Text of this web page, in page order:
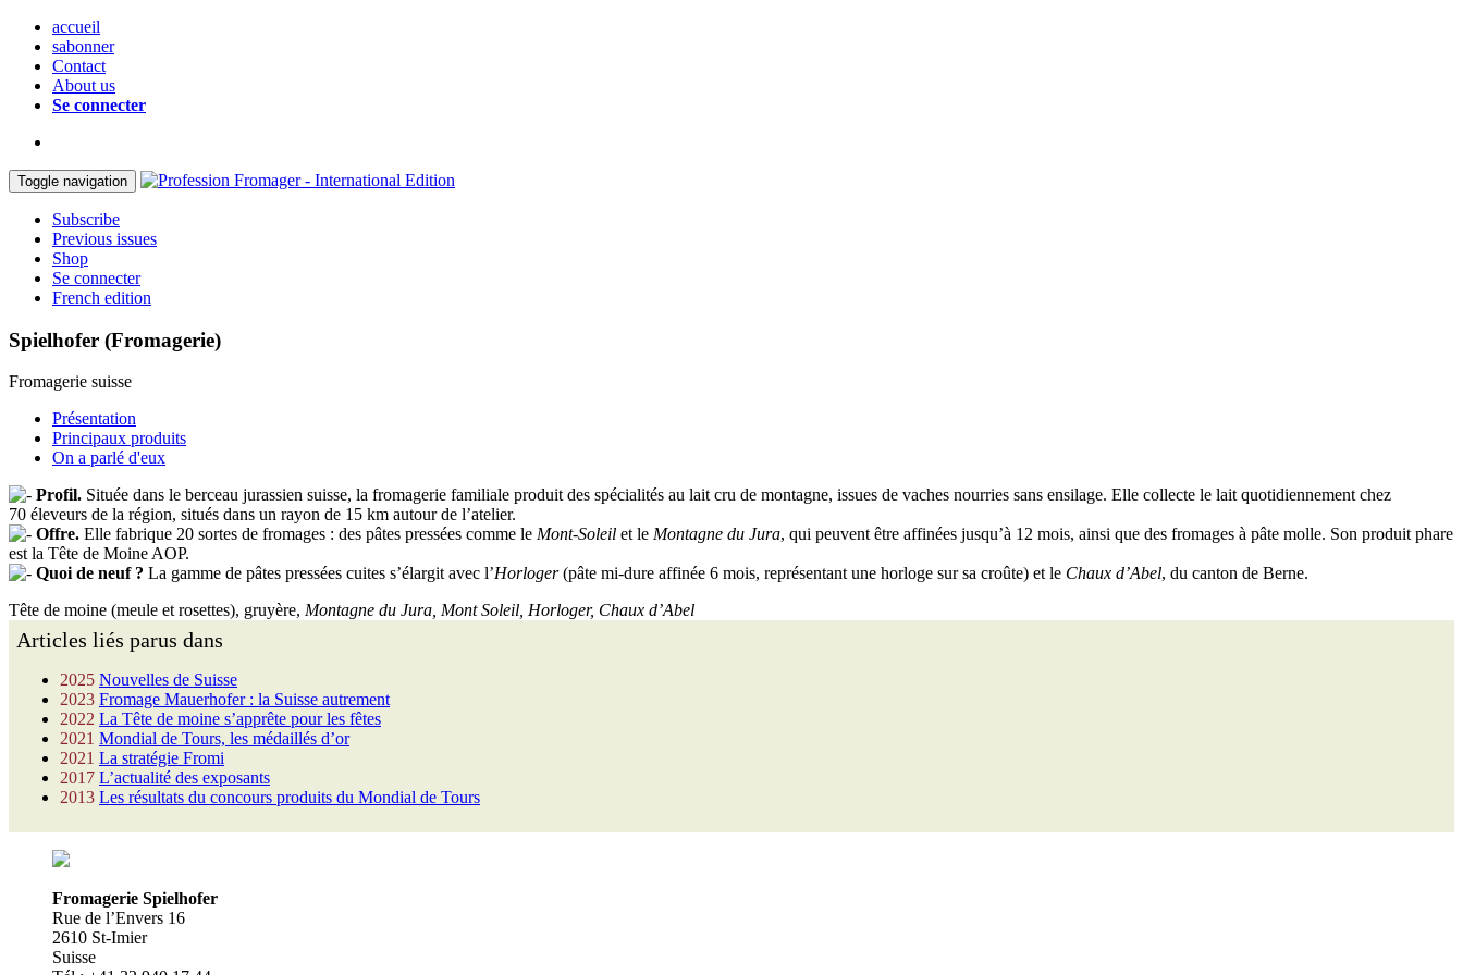
accueil
sabonner
Contact
About us
Se connecter
Toggle navigation
Subscribe
Previous issues
Shop
Se connecter
French edition
Spielhofer (Fromagerie)
Fromagerie suisse
Présentation
Principaux produits
On a parlé d'eux
Profil. Située dans le berceau jurassien suisse, la fromagerie familiale produit des spécialités au lait cru de montagne, issues de vaches nourries sans ensilage. Elle collecte le lait quotidiennement chez
70 éleveurs de la région, situés dans un rayon de 15 km autour de l’atelier.
Offre. Elle fabrique 20 sortes de fromages : des pâtes pressées comme le Mont-Soleil et le Montagne du Jura, qui peuvent être affinées jusqu’à 12 mois, ainsi que des fromages à pâte molle. Son produit phare
est la Tête de Moine AOP.
Quoi de neuf ? La gamme de pâtes pressées cuites s’élargit avec l’Horloger(pâte mi-dure affinée 6 mois, représentant une horloge sur sa croûte) et le Chaux d’Abel, du canton de Berne.
Tête de moine (meule et rosettes), gruyère, Montagne du Jura, Mont Soleil, Horloger, Chaux d’Abel
Articles liés parus dans
2025 Nouvelles de Suisse
2023 Fromage Mauerhofer : la Suisse autrement
2022 La Tête de moine s’apprête pour les fêtes
2021 Mondial de Tours, les médaillés d’or
2021 La stratégie Fromi
2017 L’actualité des exposants
2013 Les résultats du concours produits du Mondial de Tours
Fromagerie Spielhofer
Rue de l’Envers 16
2610 St-Imier
Suisse